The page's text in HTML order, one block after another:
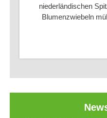
niederländischen
Blumenzwiebeln